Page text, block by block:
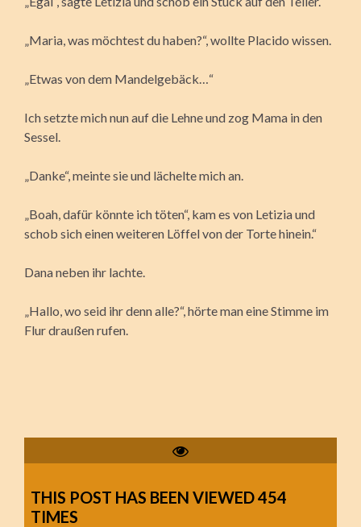
„Maria, was möchtest du haben?“, wollte Placido wissen.
„Etwas von dem Mandelgebäck…“
Ich setzte mich nun auf die Lehne und zog Mama in den
Sessel.
„Danke“, meinte sie und lächelte mich an.
„Boah, dafür könnte ich töten“, kam es von Letizia und
schob sich einen weiteren Löffel von der Torte hinein.“
Dana neben ihr lachte.
„Hallo, wo seid ihr denn alle?“, hörte man eine Stimme im
Flur draußen rufen.
THIS POST HAS BEEN VIEWED454
TIMES